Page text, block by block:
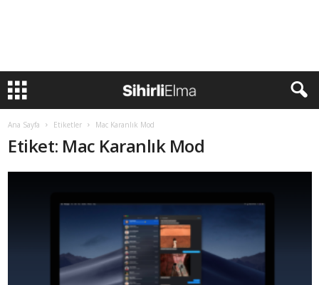
Ana Sayfa Etiketler Mac Karanlık Mod
Etiket: Mac Karanlık Mod